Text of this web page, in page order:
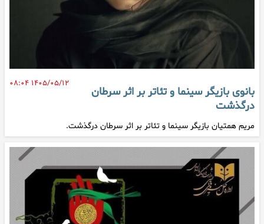
۱۴۰۵/۰۵/۱۲ ۰۸:۰۴
بانوی بازیگر سینما و تئاتر بر اثر سرطان
درگذشت
مریم همتیان بازیگر سینما و تئاتر بر اثر سرطان درگذشت.